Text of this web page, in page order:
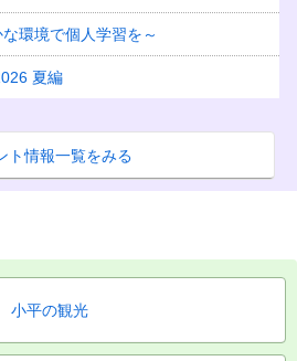
ト情報一覧をみる
環境で個人学習を～
夏編
小平の観光